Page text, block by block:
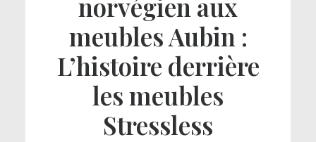
norvégien aux
meubles Aubin :
L’histoire derrière
les meubles
Stressless